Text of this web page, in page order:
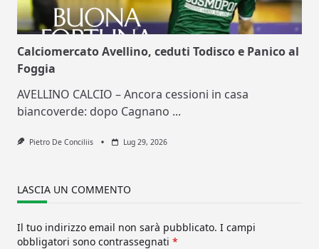
Calciomercato Avellino, ceduti Todisco e Panico al
Foggia
AVELLINO CALCIO – Ancora cessioni in casa
biancoverde: dopo Cagnano ...
Pietro De Conciliis Lug 29, 2026
LASCIA UN COMMENTO
Il tuo indirizzo email non sarà pubblicato. I campi
obbligatori sono contrassegnati *